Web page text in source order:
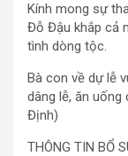
Kính mong sự
Đỗ Đậu khắp cả
tình dòng tộc.
Bà con về dự lễ
dâng lễ, ăn uống
Định)
THÔNG TIN BỔ